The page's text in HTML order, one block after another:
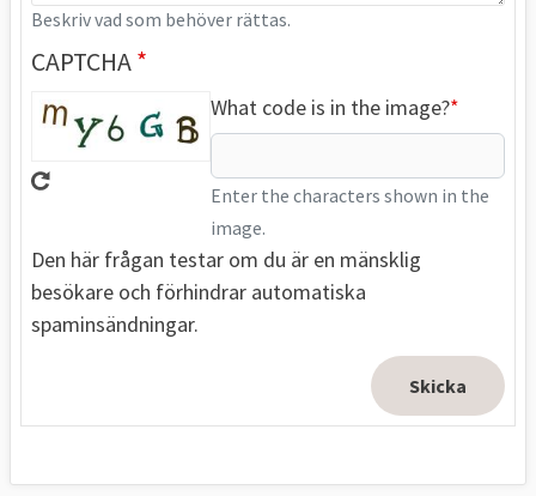
Beskriv vad som behöver rättas.
CAPTCHA
What code is in the image?
Enter the characters shown in the
image.
Den här frågan testar om du är en mänsklig
besökare och förhindrar automatiska
spaminsändningar.